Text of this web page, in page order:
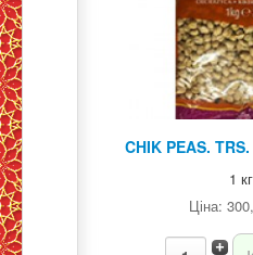
CHIK PEAS.
1
Ціна: